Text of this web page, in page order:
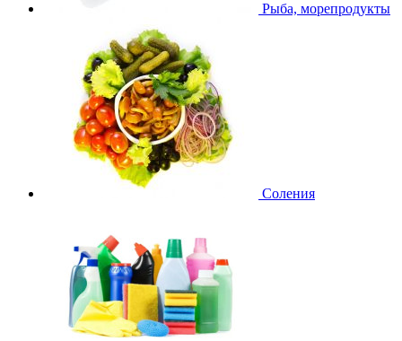
Рыба, морепродукты
Соления